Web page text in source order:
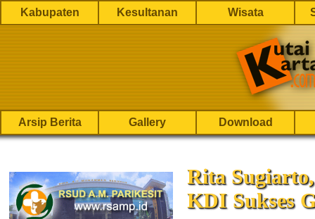
Kabupaten Kesultanan Wisata
Arsip Berita Gallery Download
Rita
KDI Sukses